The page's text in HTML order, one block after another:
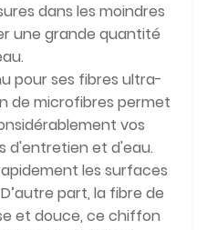
dans les moindres
une grande quantité
pour ses fibres ultra-
de microfibres permet
vos
d'entretien et d'eau.
les surfaces
part, la fibre de
et douce, ce chiffon